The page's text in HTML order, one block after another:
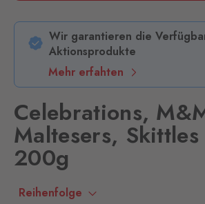
Wir garantieren die
Aktionsprodukte
Mehr erfahten
Celebrations,
Maltesers, Skittles
200g
Reihenfolge